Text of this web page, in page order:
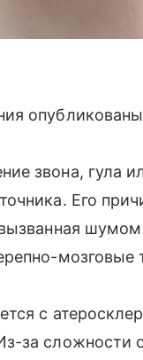
звона, гула
Его
мозговые
с
за сложности